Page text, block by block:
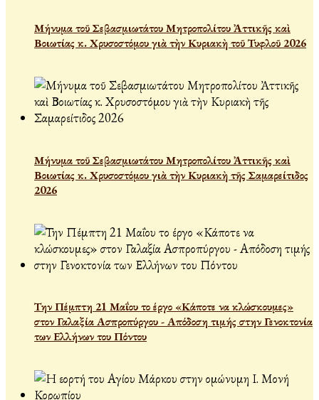
Μήνυμα τοῦ Σεβασμιωτάτου Μητροπολίτου Ἀττικῆς καὶ
Βοιωτίας κ. Χρυσοστόμου γιὰ τὴν Κυριακὴ τοῦ Τυφλοῦ 2026
Μήνυμα τοῦ Σεβασμιωτάτου Μητροπολίτου Ἀττικῆς καὶ
Βοιωτίας κ. Χρυσοστόμου γιὰ τὴν Κυριακὴ τῆς Σαμαρείτιδος
2026
Την Πέμπτη 21 Μαΐου το έργο «Κάποτε να κλώσκουμες»
στον Γαλαξία Ασπροπύργου - Απόδοση τιμής στην Γενοκτονία
των Ελλήνων του Πόντου